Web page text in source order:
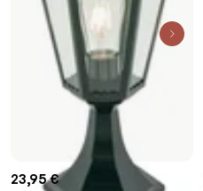
23,95 €